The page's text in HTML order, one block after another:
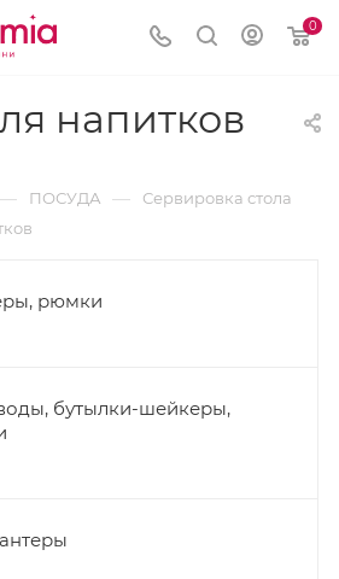
0
напитков
— ПОСУДА — Сервировка стола
рюмки
бутылки-шейкеры,